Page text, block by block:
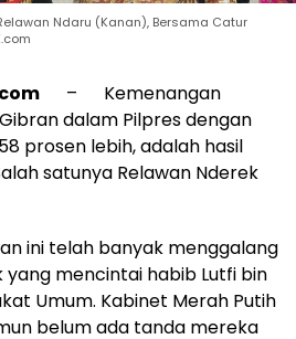
Ndaru (Kanan), Bersama Catur
– Kemenangan
dalam Pilpres dengan
prosen lebih, adalah hasil
satunya Relawan Nderek
ini telah banyak menggalang
mencintai habib Lutfi bin
Umum. Kabinet Merah Putih
belum ada tanda mereka